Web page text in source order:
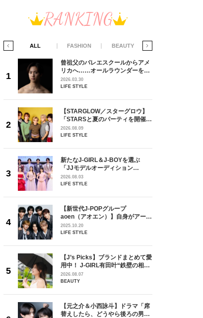
RANKING
ALL FASHION BEAUTY
曾祖父のバレエスクールからアメ
リカへ……オールラウンダーを目
指すダンサーは踊ることが好きす
ぎる【王子様の推しドコロ】
2026.03.30
LIFE STYLE
【STARGLOW／スターグロウ】
「STARSと夏のパーティを開催す
るなら？」3rdシングル「Drivin’
My Life」リリース記念インタビュ
2026.08.09
LIFE STYLE
新たなJ-GIRL＆J-BOYを選ぶ
「JJモデルオーディション
2027」が募集開始！ 予選ブロッ
クは候補生の“魅力”を重視した
2026.08.03
LIFE STYLE
【新世代J-POPグループ
aoen（アオエン）】自身がアーテ
ィストを目指すきかっけとなった
先輩とは―― 新曲「青春インクレ
2025.10.20
LIFE STYLE
【J’s Picks】ブランドまとめて愛
用中！ J-GIRL有田叶“鉄壁の相
棒”〈ビューティ＆ファッション
夏の必需品〉
2026.08.07
BEAUTY
【元之介＆小西詠斗】ドラマ「席
替えしたら、どうやら後ろの男が